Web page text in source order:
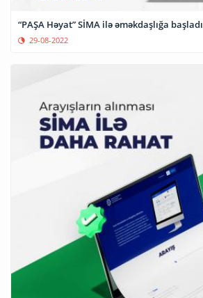
“PAŞA Həyat” SİMA ilə əməkdaşlığa başladı
29-08-2022